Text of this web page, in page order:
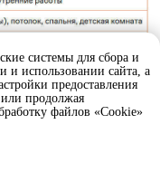
системы для сбора и
и использовании сайта, а
предоставления
продолжая
файлов «Cookie»